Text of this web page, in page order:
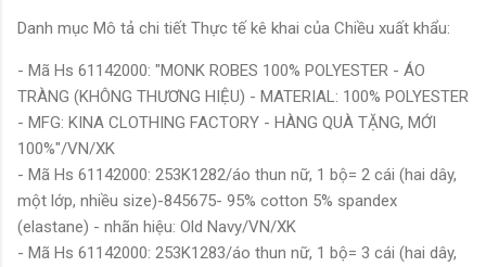
Danh mục Mô tả chi tiết Thực tế kê khai của Chiều xuất khẩu:
- Mã Hs 61142000: "MONK ROBES 100% POLYESTER - ÁO
TRÀNG (KHÔNG THƯƠNG HIỆU) - MATERIAL: 100% POLYESTER
- MFG: KINA CLOTHING FACTORY - HÀNG QUÀ TẶNG, MỚI
100%"/VN/XK
- Mã Hs 61142000: 253K1282/áo thun nữ, 1 bộ= 2 cái (hai dây,
một lớp, nhiều size)-845675- 95% cotton 5% spandex
(elastane) - nhãn hiệu: Old Navy/VN/XK
- Mã Hs 61142000: 253K1283/áo thun nữ, 1 bộ= 3 cái (hai dây,